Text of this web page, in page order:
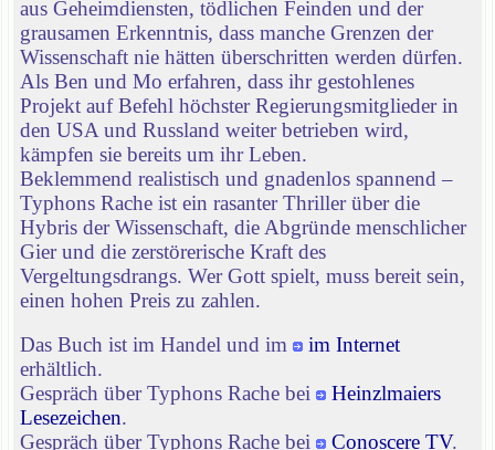
aus Geheimdiensten, tödlichen Feinden und der
grausamen Erkenntnis, dass manche Grenzen der
Wissenschaft nie hätten überschritten werden dürfen.
Als Ben und Mo erfahren, dass ihr gestohlenes
Projekt auf Befehl höchster Regierungsmitglieder in
den USA und Russland weiter betrieben wird,
kämpfen sie bereits um ihr Leben.
Beklemmend realistisch und gnadenlos spannend –
Typhons Rache ist ein rasanter Thriller über die
Hybris der Wissenschaft, die Abgründe menschlicher
Gier und die zerstörerische Kraft des
Vergeltungsdrangs. Wer Gott spielt, muss bereit sein,
einen hohen Preis zu zahlen.
Das Buch ist im Handel und im
im Internet
erhältlich.
Gespräch über Typhons Rache bei
Heinzlmaiers
Lesezeichen.
Gespräch über Typhons Rache bei
Conoscere TV.